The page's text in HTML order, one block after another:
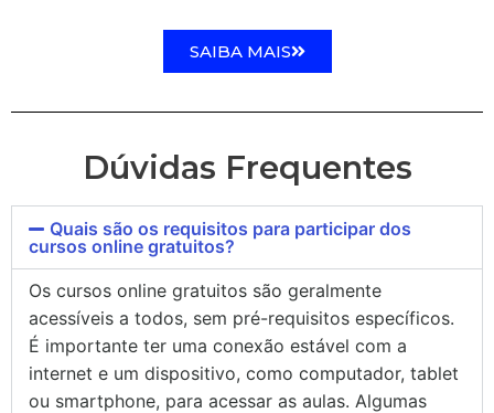
SAIBA MAIS
Dúvidas Frequentes
Quais são os requisitos para participar dos
cursos online gratuitos?
Os cursos online gratuitos são geralmente
acessíveis a todos, sem pré-requisitos específicos.
É importante ter uma conexão estável com a
internet e um dispositivo, como computador, tablet
ou smartphone, para acessar as aulas. Algumas